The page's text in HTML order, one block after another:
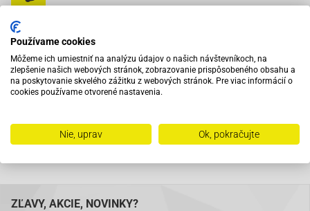
Na trhu od roku 2007
ZĽAVY, AKCIE, NOVINKY?
Používame cookies
Môžeme ich umiestniť na analýzu údajov o našich návštevníkoch, na
zlepšenie našich webových stránok, zobrazovanie prispôsobeného obsahu a
na poskytovanie skvelého zážitku z webových stránok. Pre viac informácií o
cookies používame otvorené nastavenia.
Nie, uprav Ok, pokračujte